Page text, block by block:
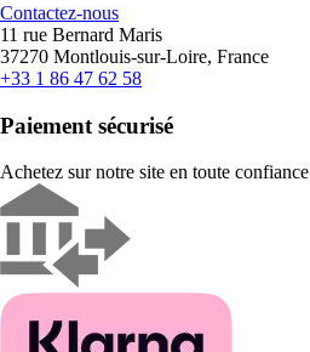
Contactez-nous
11 rue Bernard Maris
37270 Montlouis-sur-Loire, France
+33 1 86 47 62 58
Paiement sécurisé
Achetez sur notre site en toute confiance